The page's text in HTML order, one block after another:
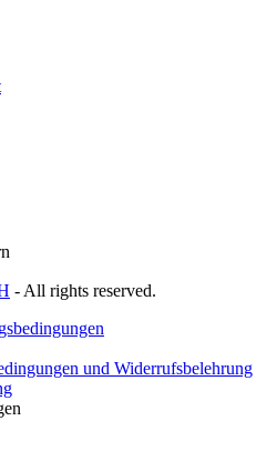
- All rights reserved.
und Widerrufsbelehrung